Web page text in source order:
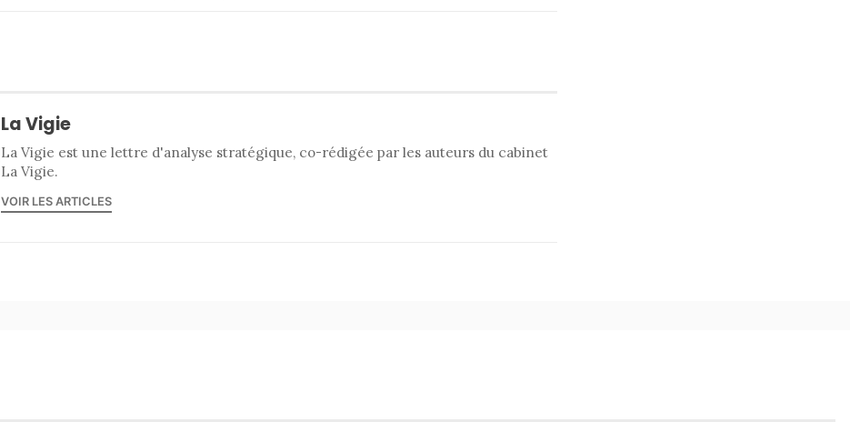
La Vigie
La Vigie est une lettre d'analyse stratégique, co-rédigée par les auteurs du cabinet
La Vigie.
VOIR LES ARTICLES